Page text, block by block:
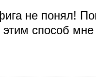
не понял!
этим способ